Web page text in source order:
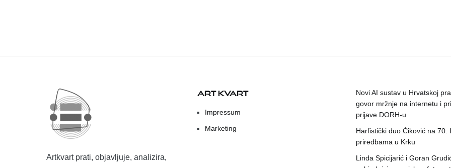
Artkvart prati, objavljuje, analizira,
ART KVART
Impressum
Marketing
Novi AI sustav u Hrvatskoj
govor mržnje na internetu i
prijave DORH-u
Harfistički duo Ćiković na 70.
priredbama u Krku
Linda Spicijarić i Goran